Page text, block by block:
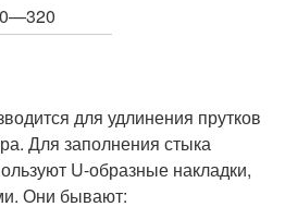
для удлинения прутков
Для заполнения стыка
U-образные накладки,
Они бывают: